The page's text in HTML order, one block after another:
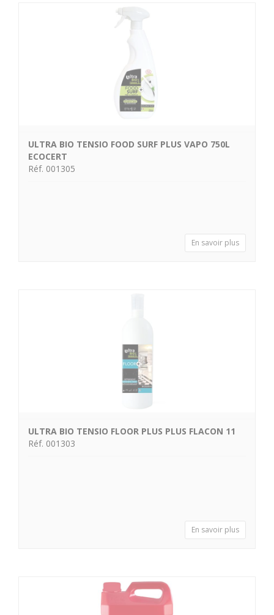
ULTRA BIO TENSIO FOOD SURF PLUS VAPO 750L
ECOCERT
Réf. 001305
En savoir plus
ULTRA BIO TENSIO FLOOR PLUS PLUS FLACON 11
Réf. 001303
En savoir plus